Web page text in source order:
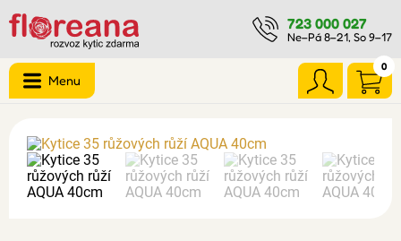
723 000 027
Ne–Pá 8–21, So 9–17
0
Menu